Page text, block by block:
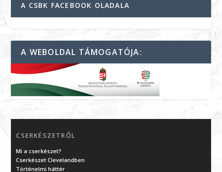
A CSBK FACEBOOK OLADALA
A WEBOLDAL TÁMOGATÓJA:
CSERKÉSZETRŐL
Mi a cserkészet?
Cserkészet Clevelandben
Történelmi háttér